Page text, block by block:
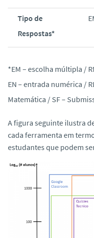
Tipo de
Respostas*
*EM – escolha múltipla /
EN – entrada numérica /
Matemática / SF –
A figura seguinte ilustra
cada ferramenta em
estudantes que podem